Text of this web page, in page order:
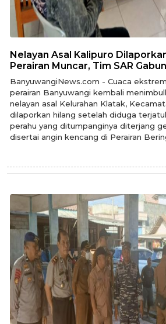
Nelayan Asal Kalipuro
Perairan Muncar, Tim SAR
BanyuwangiNews.com - Cuaca
perairan Banyuwangi kembali
nelayan asal Kelurahan Klatak,
dilaporkan hilang setelah diduga
perahu yang ditumpanginya diterjang
disertai angin kencang di Perairan